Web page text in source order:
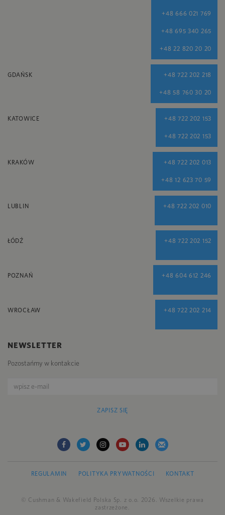
+48 666 021 769
+48 695 340 265
+48 22 820 20 20
GDAŃSK +48 722 202 218
+48 58 760 30 20
KATOWICE +48 722 202 153
+48 722 202 153
KRAKÓW +48 722 202 013
+48 12 623 70 59
LUBLIN +48 722 202 010
ŁÓDŹ +48 722 202 152
POZNAŃ +48 604 612 246
WROCŁAW +48 722 202 214
NEWSLETTER
Pozostańmy w kontakcie
ZAPISZ SIĘ
REGULAMIN POLITYKA PRYWATNOŚCI KONTAKT
© Cushman & Wakefield Polska Sp. z o.o. 2026. Wszelkie prawa
zastrzeżone.